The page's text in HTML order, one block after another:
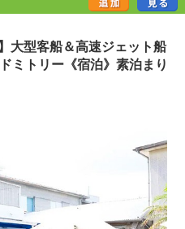
大型客船＆高速ジェット船
ミトリー《宿泊》素泊まり